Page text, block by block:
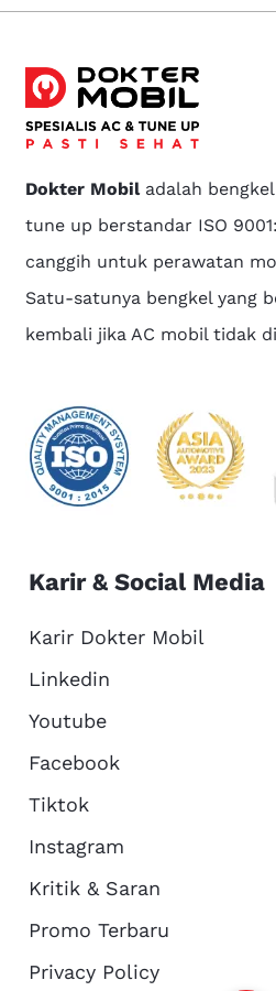
Dokter Mobiladalah bengkel
tune up berstandar ISO
canggih untuk perawatan
Satu-satunya bengkel yang
kembali jika AC mobil tidak
Karir & Social Media
Karir Dokter Mobil
Linkedin
Youtube
Facebook
Tiktok
Instagram
Kritik & Saran
Promo Terbaru
Privacy Policy